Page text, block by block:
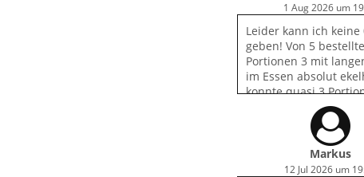
1 Aug 2026 um
Leider kann ich keine
geben! Von 5
Portionen 3 mit
im Essen absolut
konnte quasi 3
entsorgen und den
ist der Appetit
Danke für nichts…
Markus
12 Jul 2026 um